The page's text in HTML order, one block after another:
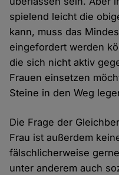
spielend leicht die
kann, muss das
eingefordert werden
die sich nicht aktiv
Frauen einsetzen
Steine in den Weg
Die Frage der
Frau ist außerdem
fälschlicherweise
unter anderem auch